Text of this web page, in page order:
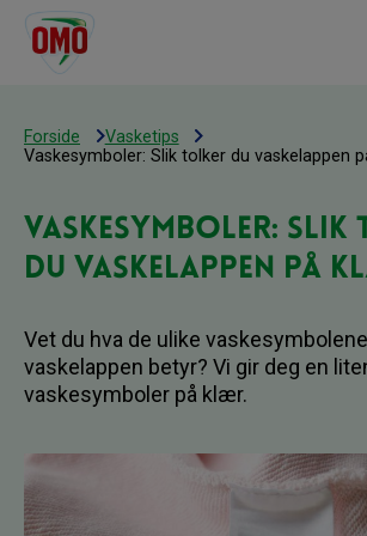
Forside
Vasketips
Vaskesymboler: Slik tolker du vaskelappen
Vaskesymboler:
du vaskelappen på
Vet du hva de ulike
vaskelappen betyr? Vi gir deg en
vaskesymboler på klær.